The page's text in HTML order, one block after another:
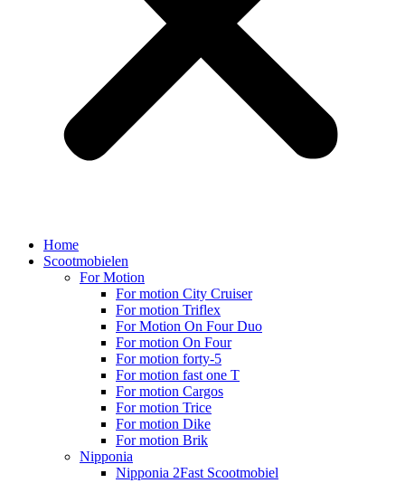
Home
Scootmobielen
For Motion
For motion City Cruiser
For motion Triflex
For Motion On Four Duo
For motion On Four
For motion forty-5
For motion fast one T
For motion Cargos
For motion Trice
For motion Dike
For motion Brik
Nipponia
Nipponia 2Fast Scootmobiel